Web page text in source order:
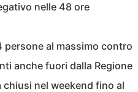
nelle 48 ore
persone al massimo contro
anche fuori dalla Regione
nel weekend fino al